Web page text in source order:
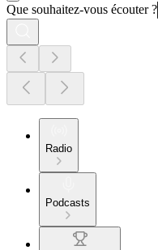
Que souhaitez-vous écouter ?
Radio
Podcasts